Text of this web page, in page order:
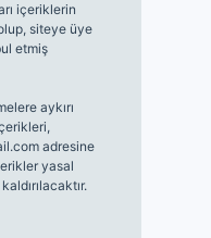
içeriklerin
siteye üye
etmiş
aykırı
adresine
yasal